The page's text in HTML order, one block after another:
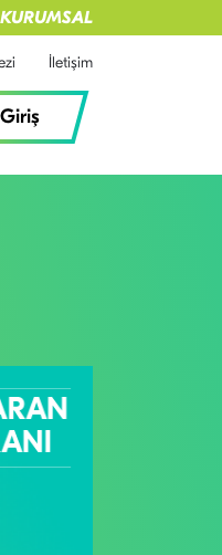
KURUMSAL
İletişim
Giriş